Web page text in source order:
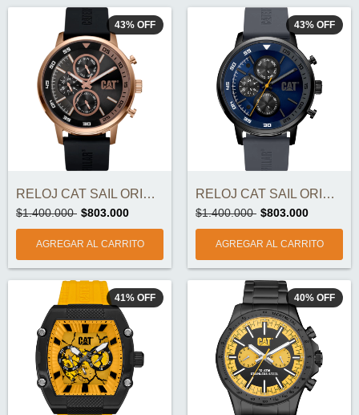
43% OFF
RELOJ CAT SAIL ORIGINAL
$1.400.000 $803.000
43% OFF
RELOJ CAT SAIL ORIGINAL
$1.400.000 $803.000
41% OFF 40% OFF